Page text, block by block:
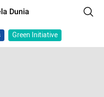
Dunia
Green Initiative